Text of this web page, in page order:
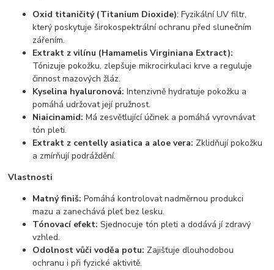
Oxid titaničitý (Titanium Dioxide): Fyzikální UV filtr,
který poskytuje širokospektrální ochranu před slunečním
zářením. ​
Extrakt z vilínu (Hamamelis Virginiana Extract):
Tónizuje pokožku, zlepšuje mikrocirkulaci krve a reguluje
činnost mazových žláz.
Kyselina hyaluronová:Intenzivně hydratuje pokožku a
pomáhá udržovat její pružnost.
Niaicinamid: Má zesvětlující účinek a pomáhá vyrovnávat
tón pleti. ​
Extrakt z centelly asiatica a aloe vera: Zklidňují pokožku
a zmírňují podráždění.
Vlastnosti
Matný finiš: Pomáhá kontrolovat nadměrnou produkci
mazu a zanechává pleť bez lesku.
Tónovací efekt: Sjednocuje tón pleti a dodává jí zdravý
vzhled. ​
Odolnost vůči voděa potu: Zajišťuje dlouhodobou
ochranu i při fyzické aktivitě. ​